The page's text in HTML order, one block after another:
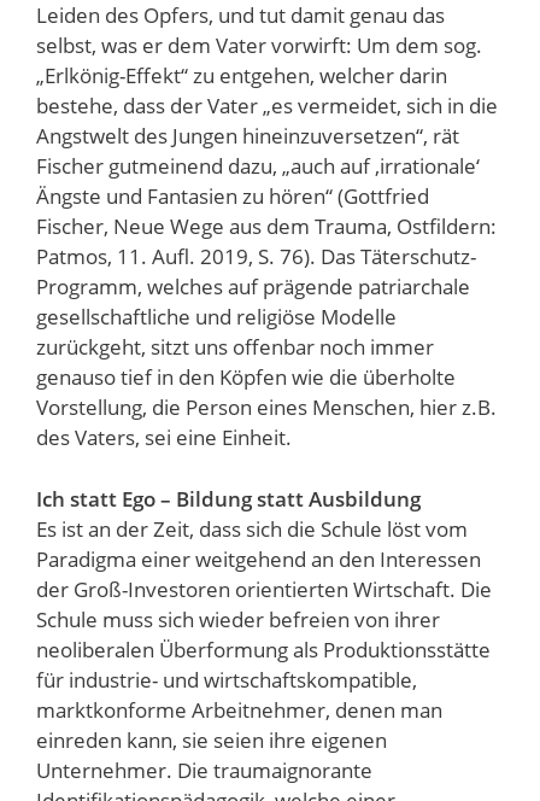
Leiden des Opfers, und tut damit genau das
selbst, was er dem Vater vorwirft: Um dem sog.
„Erlkönig-Effekt“ zu entgehen, welcher darin
bestehe, dass der Vater „es vermeidet, sich in die
Angstwelt des Jungen hineinzuversetzen“, rät
Fischer gutmeinend dazu, „auch auf ‚irrationale‘
Ängste und Fantasien zu hören“ (Gottfried
Fischer, Neue Wege aus dem Trauma, Ostfildern:
Patmos, 11. Aufl. 2019, S. 76). Das Täterschutz-
Programm, welches auf prägende patriarchale
gesellschaftliche und religiöse Modelle
zurückgeht, sitzt uns offenbar noch immer
genauso tief in den Köpfen wie die überholte
Vorstellung, die Person eines Menschen, hier z.B.
des Vaters, sei eine Einheit.
Ich statt Ego – Bildung statt Ausbildung
Es ist an der Zeit, dass sich die Schule löst vom
Paradigma einer weitgehend an den Interessen
der Groß-Investoren orientierten Wirtschaft. Die
Schule muss sich wieder befreien von ihrer
neoliberalen Überformung als Produktionsstätte
für industrie- und wirtschaftskompatible,
marktkonforme Arbeitnehmer, denen man
einreden kann, sie seien ihre eigenen
Unternehmer. Die traumaignorante